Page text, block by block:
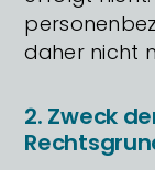
daher nicht
2. Zweck